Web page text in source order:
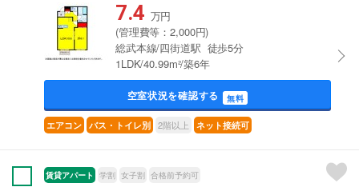
7.4 万円
(管理費等：2,000円)
総武本線/四街道駅 徒歩5分
1LDK/40.99m²/築6年
空室状況を確認する 無料
エアコン バス・トイレ別 2階以上 ネット接続可
賃貸アパート 学割 女子割 合格前予約可